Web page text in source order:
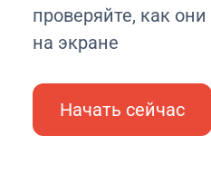
проверяйте, как
на экране
Начать сейчас